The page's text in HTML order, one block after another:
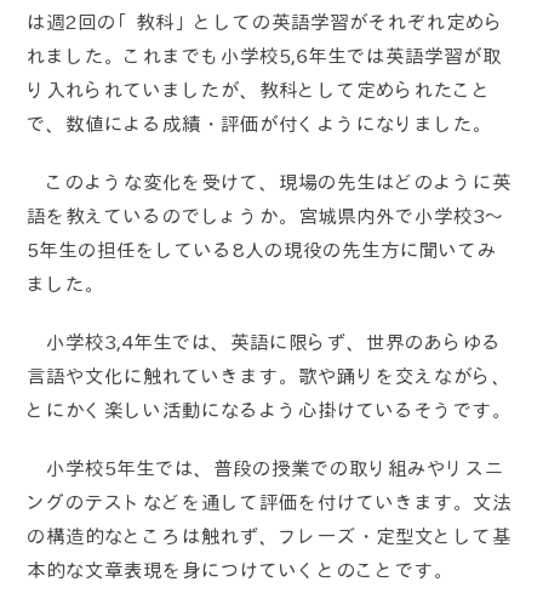
は週2回の「教科」としての英語学習がそれぞれ定めら
れました。これまでも小学校5,6年生では英語学習が取
り入れられていましたが、教科として定められたこと
で、数値による成績・評価が付くようになりました。
このような変化を受けて、現場の先生はどのように英
語を教えているのでしょうか。宮城県内外で小学校3～
5年生の担任をしている8人の現役の先生方に聞いてみ
ました。
小学校3,4年生では、英語に限らず、世界のあらゆる
言語や文化に触れていきます。歌や踊りを交えながら、
とにかく楽しい活動になるよう心掛けているそうです。
小学校5年生では、普段の授業での取り組みやリスニ
ングのテストなどを通して評価を付けていきます。文法
の構造的なところは触れず、フレーズ・定型文として基
本的な文章表現を身につけていくとのことです。